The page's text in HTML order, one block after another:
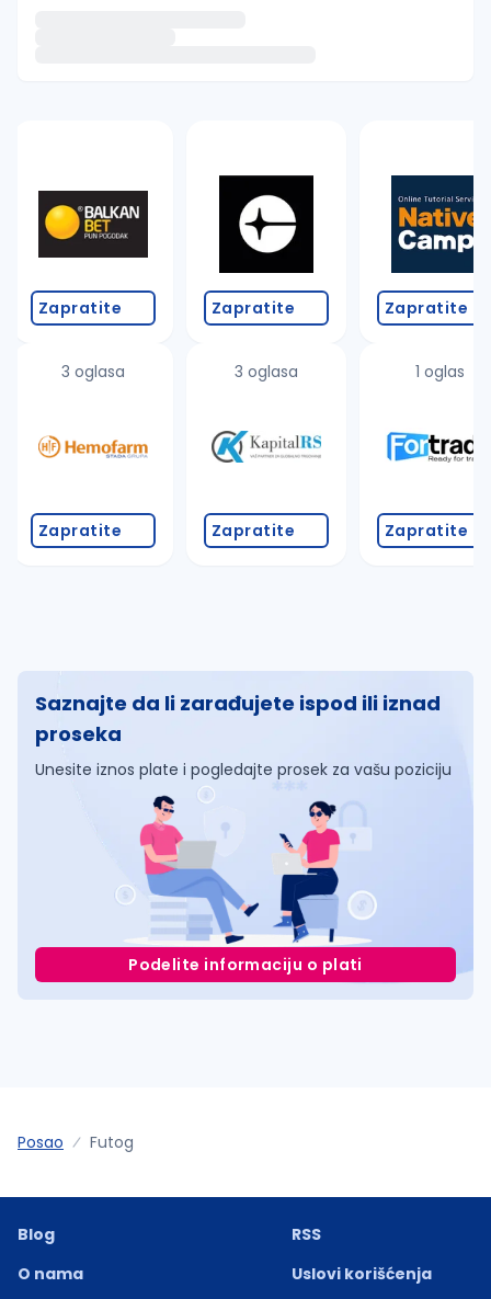
Takođe možete da:
proverite pravopisne greške (koristite č, ć, š, đ,
povećajte radijus za odabrani grad
promenite odabrane filtere pretrage
Zapratite
3 oglasa
Zapratite
Zapratite
3 oglasa
Zapratite
Zapratite
1 oglas
Zapratite
Saznajte da li zarađujete ispod ili iznad
proseka
Unesite iznos plate i pogledajte prosek za vašu poziciju
Podelite informaciju o plati
Posao Futog
Blog
O nama
RSS
Uslovi korišćenja